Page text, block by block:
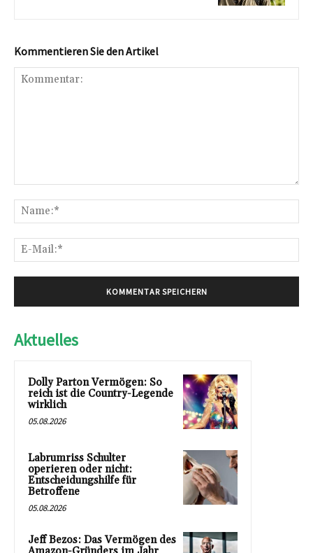
Kommentieren Sie den Artikel
Aktuelles
Dolly Parton Vermögen: So
reich ist die Country-Legende
wirklich
05.08.2026
Labrumriss Schulter
operieren oder nicht:
Entscheidungshilfe für
Betroffene
05.08.2026
Jeff Bezos: Das Vermögen des